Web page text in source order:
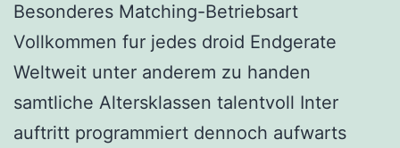
Besonderes Matching-Betriebsart
Vollkommen fur jedes droid Endgerate
Weltweit unter anderem zu handen
samtliche Altersklassen talentvoll Inter
auftritt programmiert dennoch aufwarts